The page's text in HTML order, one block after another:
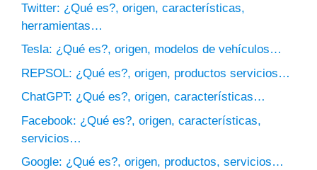
Twitter: ¿Qué es?, origen, características,
herramientas…
Tesla: ¿Qué es?, origen, modelos de vehículos…
REPSOL: ¿Qué es?, origen, productos servicios…
ChatGPT: ¿Qué es?, origen, características…
Facebook: ¿Qué es?, origen, características,
servicios…
Google: ¿Qué es?, origen, productos, servicios…